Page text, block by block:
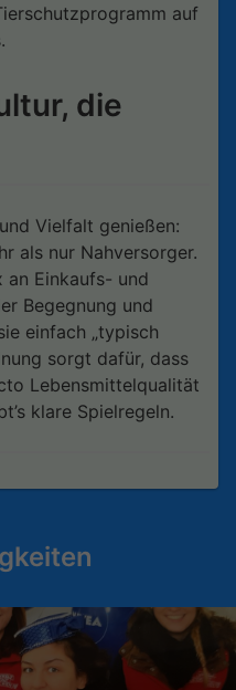
auf
die
Vielfalt genießen:
als nur Nahversorger.
an Einkaufs- und
Begegnung und
einfach „typisch
sorgt dafür, dass
Lebensmittelqualität
klare Spielregeln.